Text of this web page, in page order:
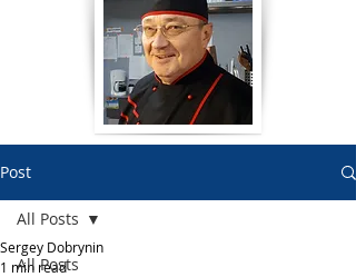
Post
All Posts
All Posts
Sergey Dobrynin
1 min read